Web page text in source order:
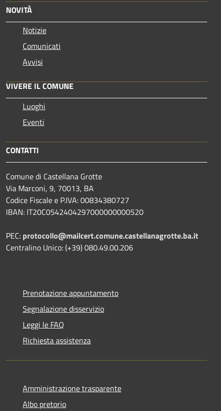
NOVITÀ
Notizie
Comunicati
Avvisi
VIVERE IL COMUNE
Luoghi
Eventi
CONTATTI
Comune di Castellana Grotte
Via Marconi, 9, 70013, BA
Codice Fiscale e P.IVA: 00834380727
IBAN: IT20C0542404297000000000520
PEC: protocollo@mailcert.comune.castellanagrotte.ba.it
Centralino Unico: (+39) 080.49.00.206
Prenotazione appuntamento
Segnalazione disservizio
Leggi le FAQ
Richiesta assistenza
Amministrazione trasparente
Albo pretorio